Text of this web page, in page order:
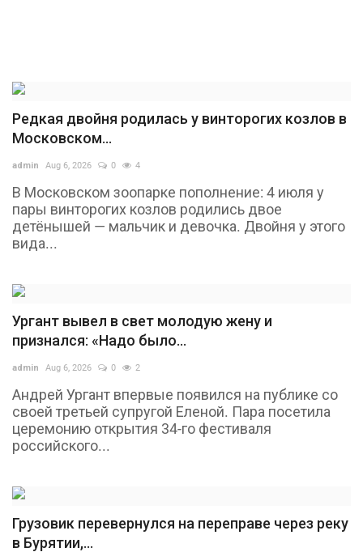
В мире
Россия
Язык
Редкая двойня родилась у винторогих козлов в
Московском...
admin Aug 6, 2026 0 4
В Московском зоопарке пополнение: 4 июля у
пары винторогих козлов родились двое
детёнышей — мальчик и девочка. Двойня у этого
вида...
Ургант вывел в свет молодую жену и
признался: «Надо было...
admin Aug 6, 2026 0 2
Андрей Ургант впервые появился на публике со
своей третьей супругой Еленой. Пара посетила
церемонию открытия 34-го фестиваля
российского...
Грузовик перевернулся на переправе через реку
в Бурятии,...